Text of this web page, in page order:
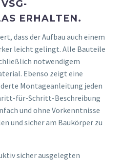
ERHALTEN.
dass der Aufbau auch einem
leicht gelingt. Alle Bauteile
notwendigem
Ebenso zeigt eine
Montageanleitung jeden
für-Schritt-Beschreibung
und ohne Vorkenntnisse
und sicher am Baukörper zu
sicher ausgelegten